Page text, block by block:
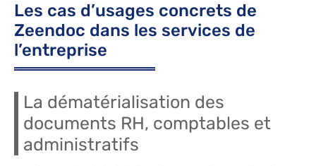
Les cas d’usages concrets de
Zeendoc dans les services de
l’entreprise
La dématérialisation des
documents RH, comptables et
administratifs